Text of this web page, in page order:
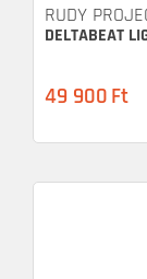
RUDY
DELTABEAT
49 900 Ft